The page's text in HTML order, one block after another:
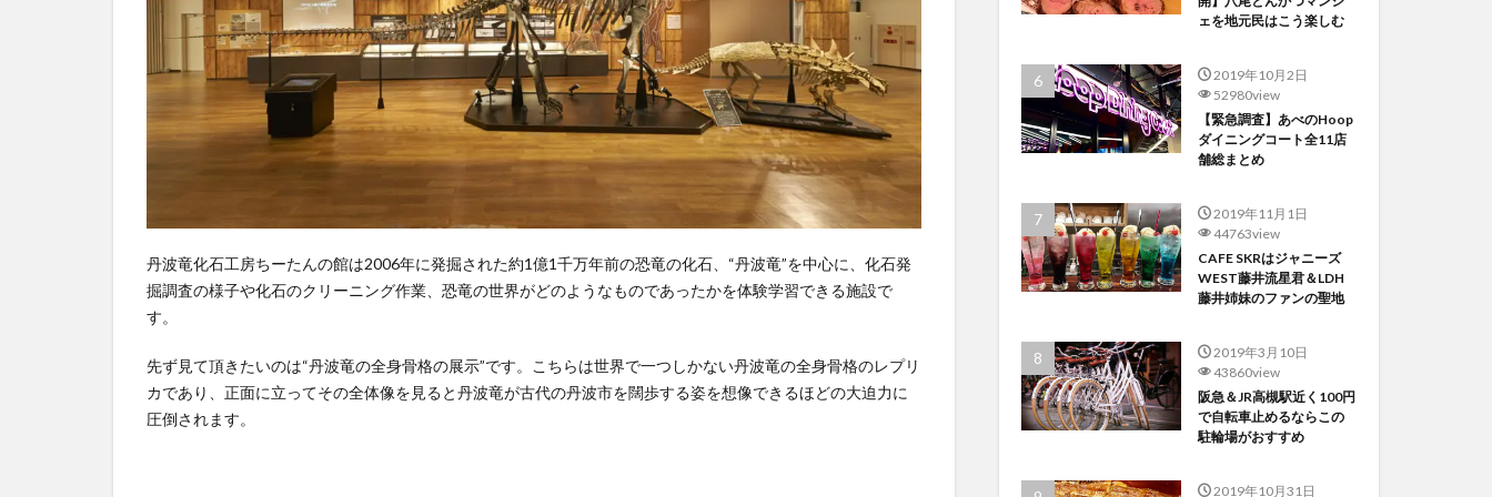
館
に
体
施
3
化
の
取
り
丹波竜化石工房ちーたんの館は2006年に発掘された約1億1千万年前の恐竜の化石、“丹波竜”を中心に、化石発
掘調査の様子や化石のクリーニング作業、恐竜の世界がどのようなものであったかを体験学習できる施設で
す。
先ず見て頂きたいのは“丹波竜の全身骨格の展示”です。こちらは世界で一つしかない丹波竜の全身骨格のレプリ
カであり、正面に立ってその全体像を見ると丹波竜が古代の丹波市を闊歩する姿を想像できるほどの大迫力に
圧倒されます。
ェを地元民はこう楽しむ
2019年10月2日
52980view
【緊急調査】あべのHoop
ダイニングコート全11店
舗総まとめ
2019年11月1日
44763view
CAFE SKRはジャニーズ
WEST藤井流星君＆LDH
藤井姉妹のファンの聖地
2019年3月10日
43860view
阪急＆JR高槻駅近く100円
で自転車止めるならこの
駐輪場がおすすめ
2019年10月31日